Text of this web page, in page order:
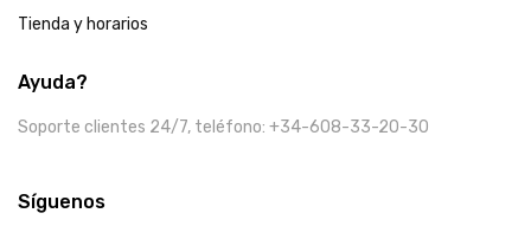
Tienda y horarios
Ayuda?
Soporte clientes 24/7, teléfono: +34-608-33-20-30
Síguenos